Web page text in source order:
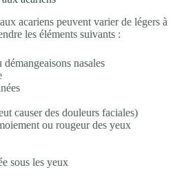
acariens peuvent varier de légers à
les éléments suivants :
nasales
causer des douleurs faciales)
ou rougeur des yeux
sous les yeux